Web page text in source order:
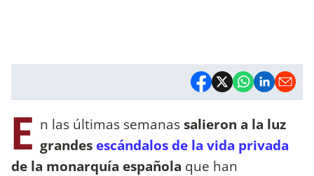
E n las últimas semanassalieron a la luz
grandes escándalos de la vida privada
de la monarquía española que han